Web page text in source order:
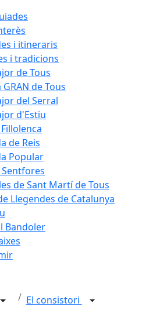
i itineraris
i tradicions
de Tous
de Tous
del Serral
d'Estiu
de Reis
Popular
de Sant Martí de Tous
Llegendes de Catalunya
Bandoler
El consistori